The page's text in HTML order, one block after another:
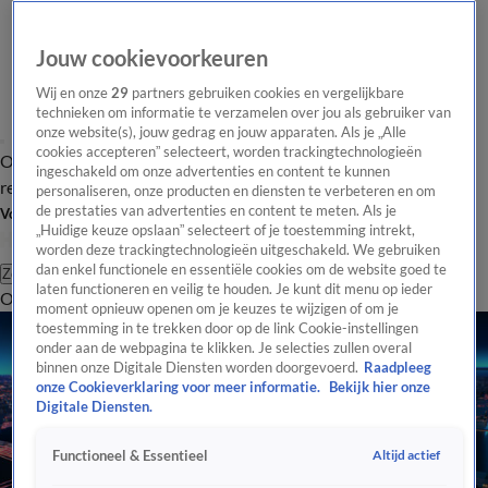
Overzicht Laatste nieuws Regionieuws Het beste van Hart
Tip de
redactie
Volg Hart van Nederland
Zoeken
OverzichtRegioUitzendingenWeerTip de redactiePanelVideo's
Jouw cookievoorkeuren
Wij en onze29 partners gebruiken cookies en vergelijkbare
technieken om informatie te verzamelen over jou als gebruiker van
onze website(s), jouw gedrag en jouw apparaten. Als je „Alle
cookies accepteren” selecteert, worden trackingtechnologieën
ingeschakeld om onze advertenties en content te kunnen
personaliseren, onze producten en diensten te verbeteren en om
de prestaties van advertenties en content te meten. Als je
„Huidige keuze opslaan” selecteert of je toestemming intrekt,
worden deze trackingtechnologieën uitgeschakeld. We gebruiken
dan enkel functionele en essentiële cookies om de website goed te
laten functioneren en veilig te houden. Je kunt dit menu op ieder
moment opnieuw openen om je keuzes te wijzigen of om je
toestemming in te trekken door op de link Cookie-instellingen
onder aan de webpagina te klikken. Je selecties zullen overal
binnen onze Digitale Diensten worden doorgevoerd. Raadpleeg
onze Cookieverklaring voor meer informatie.
Bekijk hier onze
Digitale Diensten.
Functioneel & Essentieel Altijd actief